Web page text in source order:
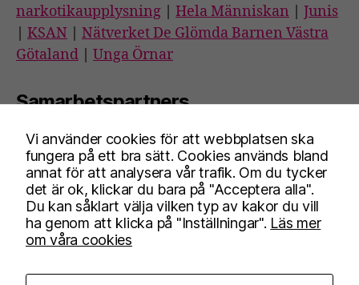
narkotikaupplysning
Hela Människan
Junis
KSAN
Nätverket De Glömda Barnen Västra
Götaland
Unga Örnar
Samarbetspartners
Blå Bandet|Nykterhetsrörelsens
bildningsverksamhet| Riksförbundet SIMON|
Frisksportrörelsen| Stiftelsen Trygga barnen
Vi använder cookies för att webbplatsen ska
fungera på ett bra sätt. Cookies används bland
annat för att analysera vår trafik. Om du tycker
det är ok, klickar du bara på "Acceptera alla".
Du kan såklart välja vilken typ av kakor du vill
ha genom att klicka på "Inställningar". Läs mer
om våra cookies